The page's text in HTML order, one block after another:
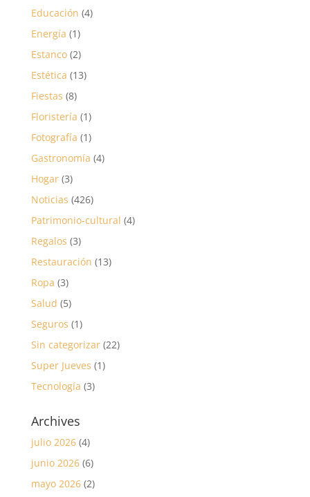
Educación (4)
Energía (1)
Estanco(2)
Estética (13)
Fiestas (8)
Floristería (1)
Fotografía (1)
Gastronomía (4)
Hogar(3)
Noticias (426)
Patrimonio-cultural (4)
Regalos (3)
Restauración (13)
Ropa (3)
Salud (5)
Seguros (1)
Sin categorizar(22)
Super Jueves (1)
Tecnología (3)
Archives
julio 2026(4)
junio 2026(6)
mayo 2026(2)